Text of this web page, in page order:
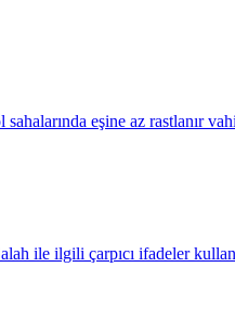
eşine az rastlanır
ile ilgili çarpıcı ifadeler